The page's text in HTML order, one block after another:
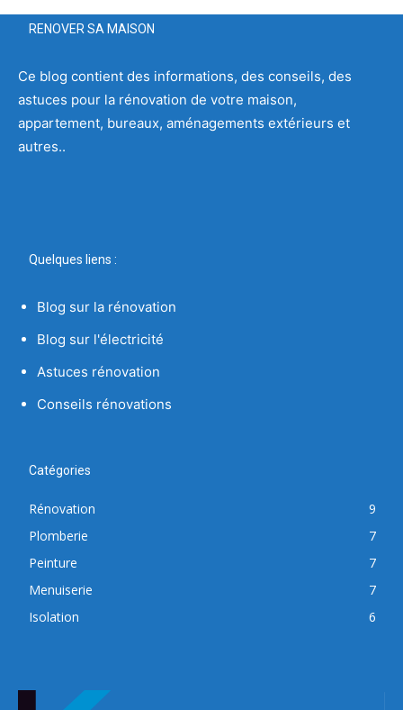
RENOVER SA MAISON
Ce blog contient des informations, des conseils, des
astuces pour la rénovation de votre maison,
appartement, bureaux, aménagements extérieurs et
autres..
Quelques liens :
Blog sur la rénovation
Blog sur l'électricité
Astuces rénovation
Conseils rénovations
Catégories
Rénovation
9
Plomberie
7
Peinture
7
Menuiserie
7
Isolation
6